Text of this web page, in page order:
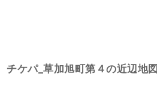
チケパ_草加旭町第４の近辺地図